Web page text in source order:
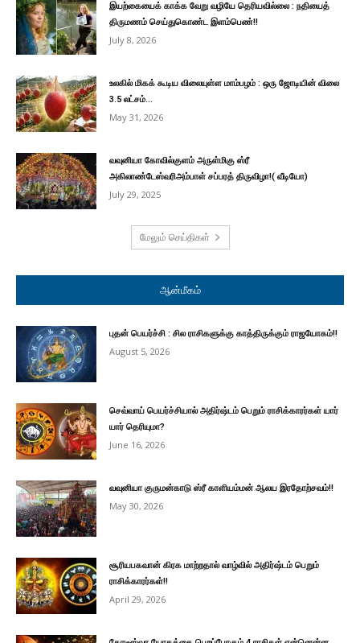
இயற்கையைக் காக்க வேறு வழியே தெரியவில்லை : நதியைத்
திருமணம் செய்துகொண்ட இளம்பெண்!!
July 8, 2026
உலகில் மிகக் கூடிய விலையுள்ள மாம்பழம் : ஒரு ஜோடியின் விலை
3.5 லட்சம்...
May 31, 2026
வவுனியா கோவில்குளம் அருள்மிகு ஸ்ரீ
அகிலாண்டேஸ்வரிஅம்பாள் சப்பரத் திருவிழா!( வீடியோ)
July 29, 2025
மேலும் செய்திகள்
ஆன்மீகம்
புதன் பெயர்ச்சி : சில ராசிகளுக்கு காத்திருக்கும் ராஜயோகம்!!
August 5, 2026
செவ்வாய் பெயர்ச்சியால் அதிர்ஷ்டம் பெறும் ராசிக்காரர்கள் யார்
யார் தெரியுமா?
June 16, 2026
வவுனியா குருமன்காடு ஸ்ரீ காளியம்மன் ஆலய இரதோற்சவம்!!
May 30, 2026
சூரியபகவான் கிரக மாற்றதால் வாழ்வில் அதிர்ஷ்டம் பெறும்
ராசிக்காரர்கள்!!
April 29, 2026